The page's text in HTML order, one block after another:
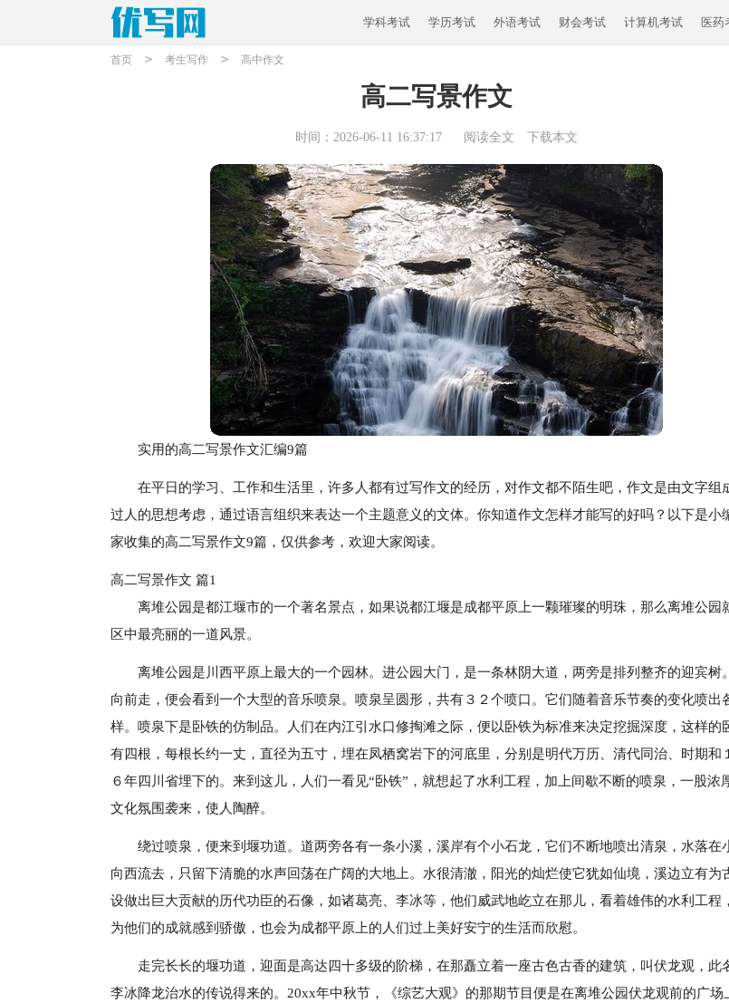
学科考试 学历考试 外语考试 财会考试 计算机考试 医药
首页 > 考生写作 > 高中作文
高二写景作文
时间：2026-06-11 16:37:17 阅读全文 下载本文
实用的高二写景作文汇编9篇
在平日的学习、工作和生活里，许多人都有过写作文的经历，对作文都不陌生吧，作文是由文字组
过人的思想考虑，通过语言组织来表达一个主题意义的文体。你知道作文怎样才能写的好吗？以下是小
家收集的高二写景作文9篇，仅供参考，欢迎大家阅读。
高二写景作文 篇1
离堆公园是都江堰市的一个著名景点，如果说都江堰是成都平原上一颗璀璨的明珠，那么离堆公园
区中最亮丽的一道风景。
离堆公园是川西平原上最大的一个园林。进公园大门，是一条林阴大道，两旁是排列整齐的迎宾树
向前走，便会看到一个大型的音乐喷泉。喷泉呈圆形，共有３２个喷口。它们随着音乐节奏的变化喷出
样。喷泉下是卧铁的仿制品。人们在内江引水口修掏滩之际，便以卧铁为标准来决定挖掘深度，这样的
有四根，每根长约一丈，直径为五寸，埋在凤栖窝岩下的河底里，分别是明代万历、清代同治、时期和
６年四川省埋下的。来到这儿，人们一看见“卧铁”，就想起了水利工程，加上间歇不断的喷泉，一股浓
文化氛围袭来，使人陶醉。
绕过喷泉，便来到堰功道。道两旁各有一条小溪，溪岸有个小石龙，它们不断地喷出清泉，水落在
向西流去，只留下清脆的水声回荡在广阔的大地上。水很清澈，阳光的灿烂使它犹如仙境，溪边立有为
设做出巨大贡献的历代功臣的石像，如诸葛亮、李冰等，他们威武地屹立在那儿，看着雄伟的水利工程
为他们的成就感到骄傲，也会为成都平原上的人们过上美好安宁的生活而欣慰。
走完长长的堰功道，迎面是高达四十多级的阶梯，在那矗立着一座古色古香的建筑，叫伏龙观，此
李冰降龙治水的传说得来的。20xx年中秋节，《综艺大观》的那期节目便是在离堆公园伏龙观前的广场